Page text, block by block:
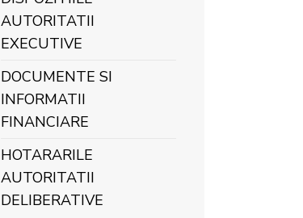
AUTORITATII
EXECUTIVE
DOCUMENTE SI
INFORMATII
FINANCIARE
HOTARARILE
AUTORITATII
DELIBERATIVE